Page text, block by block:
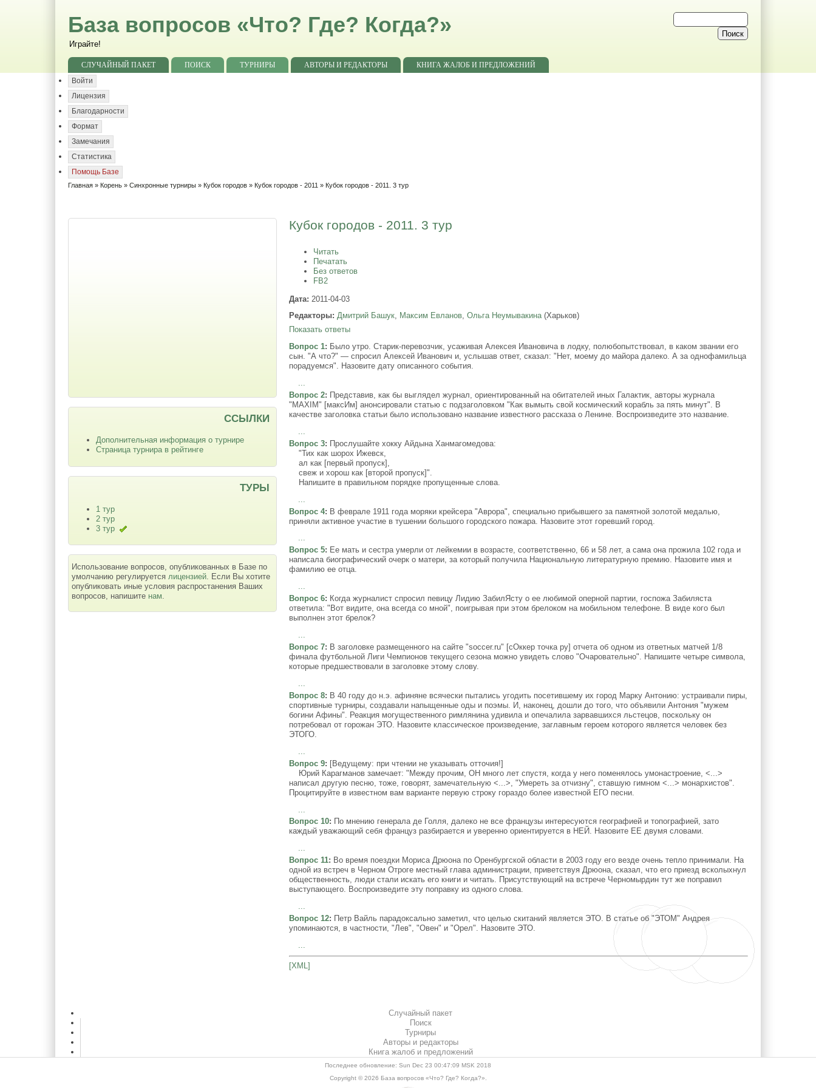
База вопросов «Что? Где? Когда?»
Играйте!
СЛУЧАЙНЫЙ ПАКЕТ ПОИСК ТУРНИРЫ АВТОРЫ И РЕДАКТОРЫ
КНИГА ЖАЛОБ И ПРЕДЛОЖЕНИЙ
Войти
Лицензия
Благодарности
Формат
Замечания
Статистика
Помощь Базе
Главная » Корень »Синхронные турниры » Кубок городов » Кубок городов - 2011 » Кубок городов - 2011. 3 тур
Кубок городов - 2011. 3 тур
Читать
Печатать
Без ответов
FB2
Дата: 2011-04-03
Редакторы: Дмитрий Башук, Максим Евланов,Ольга Неумывакина(Харьков)
Показать ответы
Вопрос 1: Было утро. Старик-перевозчик, усаживая Алексея Ивановича в лодку, полюбопытствовал, в каком звании его
сын. "А что?" — спросил Алексей Иванович и, услышав ответ, сказал: "Нет, моему до майора далеко. А за однофамильца
порадуемся". Назовите дату описанного события.
Вопрос 2: Представив, как бы выглядел журнал, ориентированный на обитателей иных Галактик, авторы журнала
"MAXIM" [максИм] анонсировали статью с подзаголовком "Как вымыть свой космический корабль за пять минут". В
качестве заголовка статьи было использовано название известного рассказа о Ленине. Воспроизведите это название.
Вопрос 3: Прослушайте хокку Айдына Ханмагомедова:
"Тих как шорох Ижевск,
ал как [первый пропуск],
свеж и хорош как [второй пропуск]".
Напишите в правильном порядке пропущенные слова.
Вопрос 4: В феврале 1911 года моряки крейсера "Аврора", специально прибывшего за памятной золотой медалью,
приняли активное участие в тушении большого городского пожара. Назовите этот горевший город.
...
Вопрос 5: Ее мать и сестра умерли от лейкемии в возрасте, соответственно, 66 и 58 лет, а сама она прожила 102 года и
написала биографический очерк о матери, за который получила Национальную литературную премию. Назовите имя и
фамилию ее отца.
...
Вопрос 6: Когда журналист спросил певицу Лидию ЗабилЯсту о ее любимой оперной партии, госпожа Забиляста
ответила: "Вот видите, она всегда со мной", поигрывая при этом брелоком на мобильном телефоне. В виде кого был
выполнен этот брелок?
...
Вопрос 7: В заголовке размещенного на сайте "soccer.ru" [сОккер точка ру] отчета об одном из ответных матчей 1/8
финала футбольной Лиги Чемпионов текущего сезона можно увидеть слово "Очаровательно". Напишите четыре символа,
которые предшествовали в заголовке этому слову.
Вопрос 8: В 40 году до н.э. афиняне всячески пытались угодить посетившему их город Марку Антонию: устраивали пиры,
спортивные турниры, создавали напыщенные оды и поэмы. И, наконец, дошли до того, что объявили Антония "мужем
богини Афины". Реакция могущественного римлянина удивила и опечалила зарвавшихся льстецов, поскольку он
потребовал от горожан ЭТО. Назовите классическое произведение, заглавным героем которого является человек без
ЭТОГО.
Вопрос 9: [Ведущему: при чтении не указывать отточия!]
Юрий Карагманов замечает: "Между прочим, ОН много лет спустя, когда у него поменялось умонастроение, <...>
написал другую песню, тоже, говорят, замечательную <...>, "Умереть за отчизну", ставшую гимном <...> монархистов".
Процитируйте в известном вам варианте первую строку гораздо более известной ЕГО песни.
Вопрос 10: По мнению генерала де Голля, далеко не все французы интересуются географией и топографией, зато
каждый уважающий себя француз разбирается и уверенно ориентируется в НЕЙ. Назовите ЕЕ двумя словами.
...
Вопрос 11: Во время поездки Мориса Дрюона по Оренбургской области в 2003 году его везде очень тепло принимали. На
одной из встреч в Черном Отроге местный глава администрации, приветствуя Дрюона, сказал, что его приезд всколыхнул
общественность, люди стали искать его книги и читать. Присутствующий на встрече Черномырдин тут же поправил
выступающего. Воспроизведите эту поправку из одного слова.
...
Вопрос 12: Петр Вайль парадоксально заметил, что целью скитаний является ЭТО. В статье об "ЭТОМ" Андрея
упоминаются, в частности, "Лев", "Овен" и "Орел". Назовите ЭТО.
...
[XML]
ССЫЛКИ
Дополнительная информация о турнире
Страница турнира в рейтинге
ТУРЫ
1 тур
2 тур
3 тур
Использование вопросов, опубликованных в Базе по
умолчанию регулируется лицензией . Если Вы хотите
опубликовать иные условия распростанения Ваших
вопросов, напишите нам
Случайный пакет
Поиск
Турниры
Авторы и редакторы
Книга жалоб и предложений
Последнее обновление: Sun Dec 23 00:47:09 MSK 2018
Copyright © 2026 База вопросов «Что? Где? Когда?»